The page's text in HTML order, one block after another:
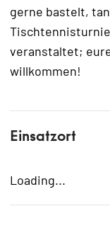
gerne bastelt,
veranstaltet;
willkommen!
Einsatzort
Loading...